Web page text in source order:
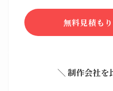
無料見積も
＼ 制作会社を